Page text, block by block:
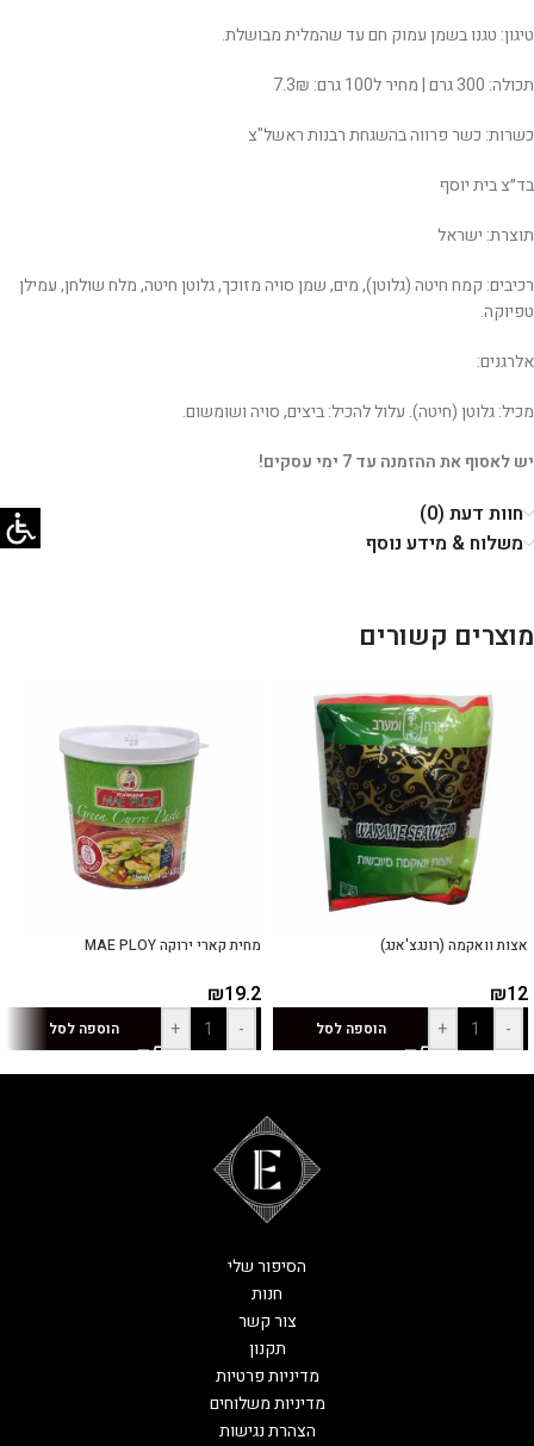
טיגון: טגנו בשמן עמוק חם עד שהמלית מבושלת.
תכולה: 300 גרם | מחיר ל100 גרם: 7.3₪
כשרות: כשר פרווה בהשגחת רבנות ראשל"צ
בד״צ בית יוסף
תוצרת: ישראל
רכיבים: קמח חיטה (גלוטן), מים, שמן סויה מזוכך, גלוטן חיטה, מלח שולחן, עמילן
טפיוקה.
אלרגנים:
מכיל: גלוטן (חיטה). עלול להכיל:ביצים, סויה ושומשום.
יש לאסוף את ההזמנה עד 7 ימי עסקים!
חוות דעת (0)
משלוח & מידע נוסף
מוצרים קשורים
אצות וואקמה (רונגצ'אנג)
₪12
-
+ הוספה לסל
מחית קארי ירוקה MAE PLOY
₪19.2
-
+ הוספה לסל
הסיפור שלי
חנות
צור קשר
תקנון
מדיניות פרטיות
מדיניות משלוחים
הצהרת נגישות